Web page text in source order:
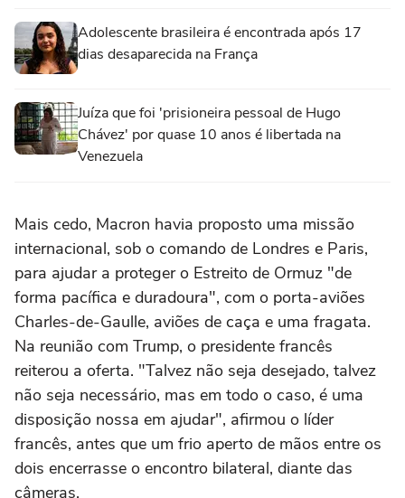
Adolescente brasileira é encontrada após 17
dias desaparecida na França
Juíza que foi 'prisioneira pessoal de Hugo
Chávez' por quase 10 anos é libertada na
Venezuela
Mais cedo, Macron havia proposto uma missão
internacional, sob o comando de Londres e Paris,
para ajudar a proteger o Estreito de Ormuz "de
forma pacífica e duradoura", com o porta-aviões
Charles-de-Gaulle, aviões de caça e uma fragata.
Na reunião com Trump, o presidente francês
reiterou a oferta. "Talvez não seja desejado, talvez
não seja necessário, mas em todo o caso, é uma
disposição nossa em ajudar", afirmou o líder
francês, antes que um frio aperto de mãos entre os
dois encerrasse o encontro bilateral, diante das
câmeras.